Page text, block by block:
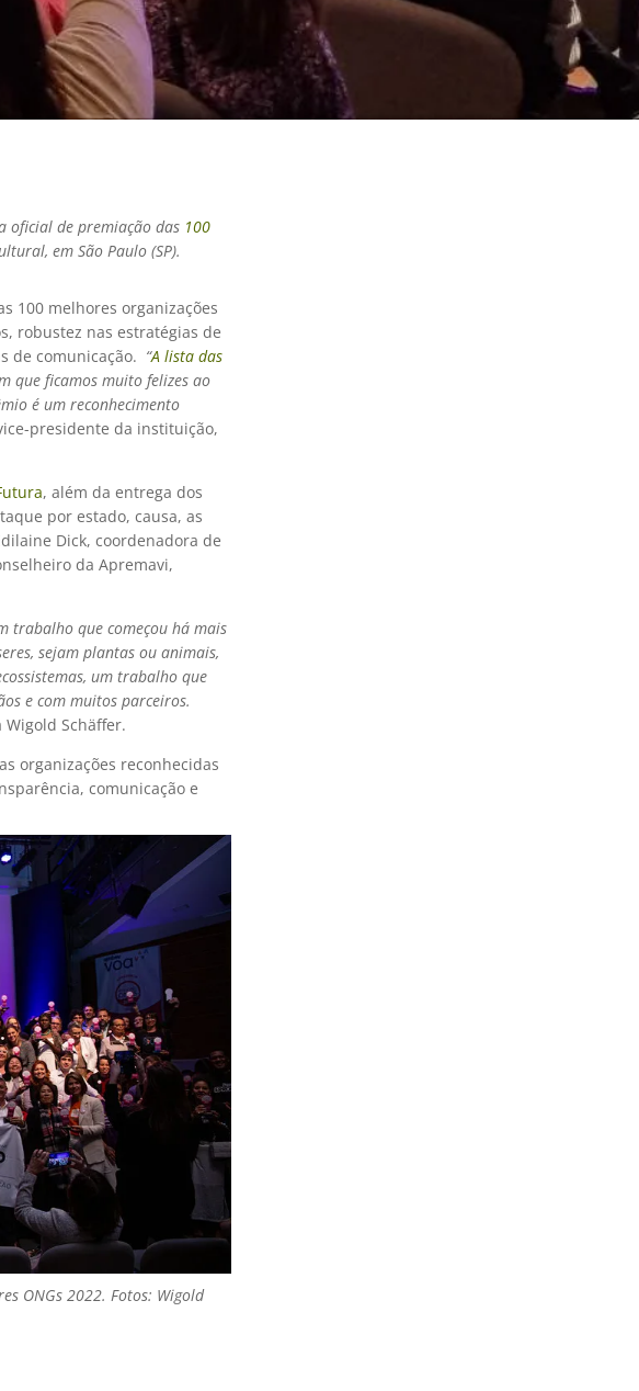
oficial de premiação das 100
em São Paulo (SP).
100 melhores organizações
robustez nas estratégias de
de comunicação. “A lista das
que ficamos muito felizes ao
é um reconhecimento
presidente da instituição,
, além da entrega dos
por estado, causa, as
Dick, coordenadora de
da Apremavi,
trabalho que começou há mais
sejam plantas ou animais,
um trabalho que
e com muitos parceiros.
Wigold Schäffer.
organizações reconhecidas
comunicação e
ONGs 2022. Fotos: Wigold